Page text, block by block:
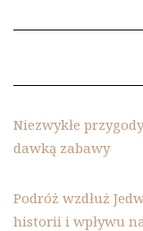
Niezwykłe
dawką zabawy
Podróż wzdłuż
historii i wpływu